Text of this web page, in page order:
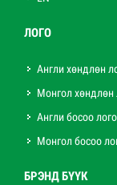
ЛОГО
Англи хөндлөн
Монгол хөндлөн
Англи босоо лого
Монгол босоо
БРЭНД БҮҮК